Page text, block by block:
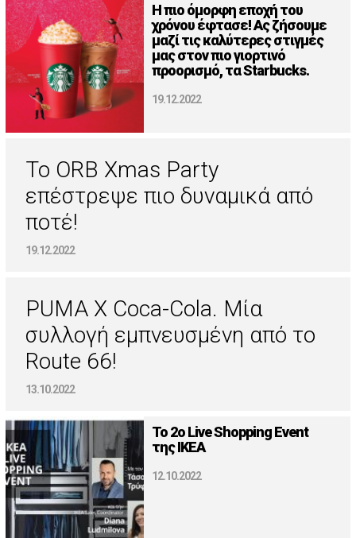
Η πιο όμορφη εποχή του
χρόνου έφτασε! Ας ζήσουμε
μαζί τις καλύτερες στιγμές
μας στον πιο γιορτινό
προορισμό, τα Starbucks.
19.12.2022
Το ORB Xmas Party
επέστρεψε πιο δυναμικά από
ποτέ!
19.12.2022
PUMA X Coca-Cola. Μία
συλλογή εμπνευσμένη από το
Route 66!
13.10.2022
Το 2ο Live Shopping Event
της ΙΚΕΑ
12.10.2022